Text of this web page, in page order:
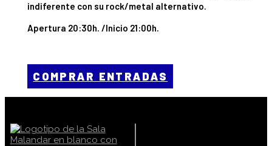
indiferente con su rock/metal alternativo.
Apertura 20:30h. /Inicio 21:00h.
COMPRAR ENTRADAS